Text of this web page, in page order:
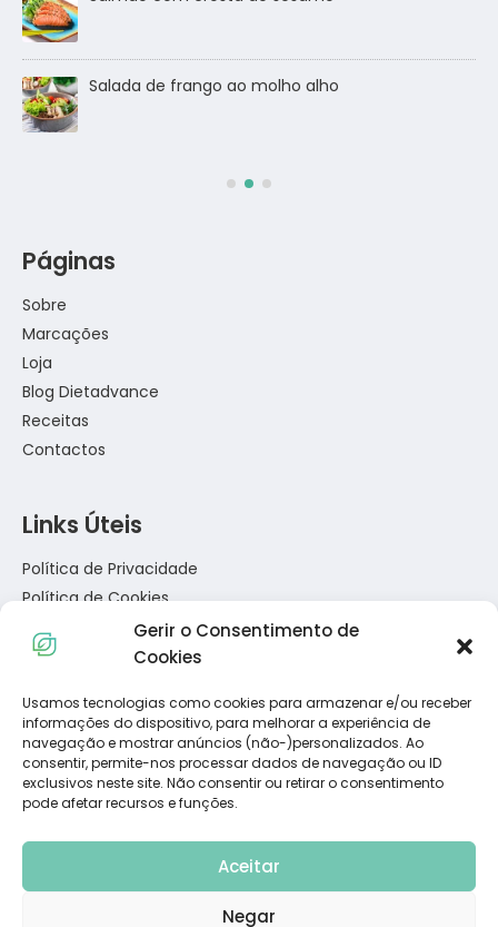
Gerir o Consentimento de
Cookies
Usamos tecnologias como cookies para armazenar e/ou receber
informações do dispositivo, para melhorar a experiência de
navegação e mostrar anúncios (não-)personalizados. Ao
consentir, permite-nos processar dados de navegação ou ID
exclusivos neste site. Não consentir ou retirar o consentimento
pode afetar recursos e funções.
Aceitar
Negar
Salada de frango ao molho alho
Páginas
Sobre
Marcações
Loja
Blog Dietadvance
Receitas
Contactos
Links Úteis
Política de Privacidade
Política de Cookies
Termos e Condições
Resolução de Conflitos de Consumo
Subscreva a Nossa Newsletter